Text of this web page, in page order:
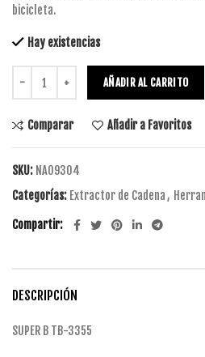
bicicleta.
Hay existencias
AÑADIR AL CARRITO
Comparar Añadir a Favoritos
SKU: NA09304
Categorías: Extractor de Cadena,
Compartir
DESCRIPCIÓN
SUPER B TB-3355